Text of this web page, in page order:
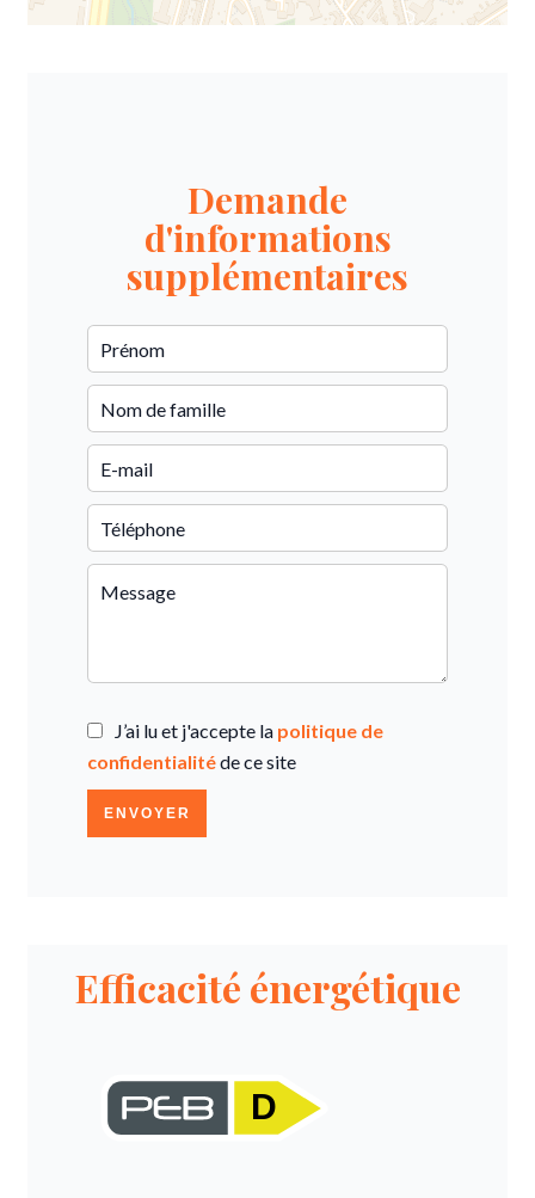
Demande
d'informations
supplémentaires
J’ai lu et j'accepte la politique de
confidentialitéde ce site
ENVOYER
Efficacité énergétique
D